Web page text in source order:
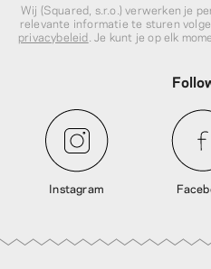
Wij (Squared, s.r.o.) verwerken je
relevante informatie te sturen
privacybeleid . Je kunt je op elk
Instagram